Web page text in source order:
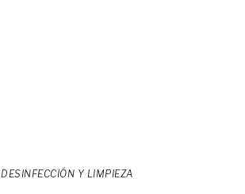
DESINFECCIÓN Y LIMPIEZA